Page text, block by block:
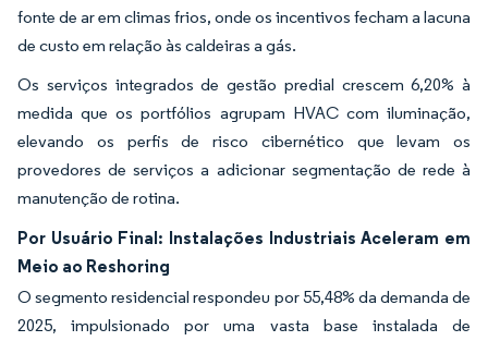
fonte de ar em climas frios, onde os incentivos fecham a lacuna
de custo em relação às caldeiras a gás.
Os serviços integrados de gestão predial crescem 6,20% à
medida que os portfólios agrupam HVAC com iluminação,
elevando os perfis de risco cibernético que levam os
provedores de serviços a adicionar segmentação de rede à
manutenção de rotina.
Por Usuário Final: Instalações Industriais Aceleram em
Meio ao Reshoring
O segmento residencial respondeu por 55,48% da demanda de
2025, impulsionado por uma vasta base instalada de